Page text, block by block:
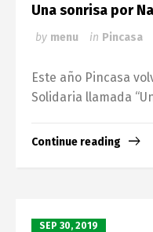
Una sonrisa por
by menu in Pincasa
Este año Pincasa
Solidaria llamada
Continue reading
SEP 30, 2019